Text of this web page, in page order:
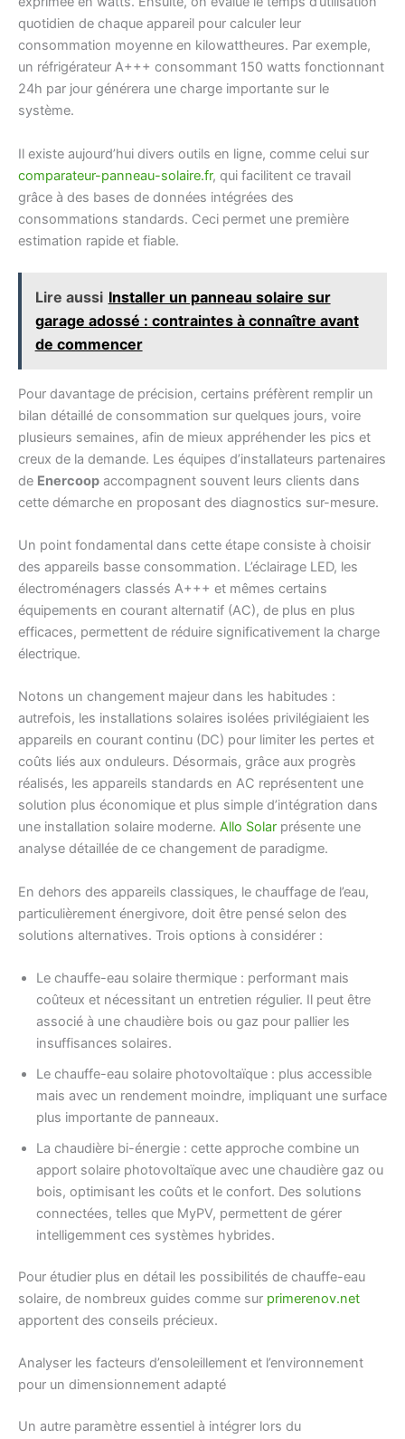
quotidien de chaque appareil pour calculer leur
consommation moyenne en kilowattheures. Par exemple,
un réfrigérateur A+++ consommant 150 watts fonctionnant
24h par jour générera une charge importante sur le
système.
Il existe aujourd’hui divers outils en ligne, comme celui sur
comparateur-panneau-solaire.fr, qui facilitent ce travail
grâce à des bases de données intégrées des
consommations standards. Ceci permet une première
estimation rapide et fiable.
Lire aussi Installer un panneau solaire sur
garage adossé : contraintes à connaître avant
de commencer
Pour davantage de précision, certains préfèrent remplir un
bilan détaillé de consommation sur quelques jours, voire
plusieurs semaines, afin de mieux appréhender les pics et
creux de la demande. Les équipes d’installateurs partenaires
de Enercoop accompagnent souvent leurs clients dans
cette démarche en proposant des diagnostics sur-mesure.
Un point fondamental dans cette étape consiste à choisir
des appareils basse consommation. L’éclairage LED, les
électroménagers classés A+++ et mêmes certains
équipements en courant alternatif (AC), de plus en plus
efficaces, permettent de réduire significativement la charge
électrique.
Notons un changement majeur dans les habitudes :
autrefois, les installations solaires isolées privilégiaient les
appareils en courant continu (DC) pour limiter les pertes et
coûts liés aux onduleurs. Désormais, grâce aux progrès
réalisés, les appareils standards en AC représentent une
solution plus économique et plus simple d’intégration dans
une installation solaire moderne. Allo Solar présente une
analyse détaillée de ce changement de paradigme.
En dehors des appareils classiques, le chauffage de l’eau,
particulièrement énergivore, doit être pensé selon des
solutions alternatives. Trois options à considérer :
Le chauffe-eau solaire thermique : performant mais
coûteux et nécessitant un entretien régulier. Il peut être
associé à une chaudière bois ou gaz pour pallier les
insuffisances solaires.
Le chauffe-eau solaire photovoltaïque : plus accessible
mais avec un rendement moindre, impliquant une surface
plus importante de panneaux.
La chaudière bi-énergie : cette approche combine un
apport solaire photovoltaïque avec une chaudière gaz ou
bois, optimisant les coûts et le confort. Des solutions
connectées, telles que MyPV, permettent de gérer
intelligemment ces systèmes hybrides.
Pour étudier plus en détail les possibilités de chauffe-eau
solaire, de nombreux guides comme sur primerenov.net
apportent des conseils précieux.
Analyser les facteurs d’ensoleillement et l’environnement
pour un dimensionnement adapté
Un autre paramètre essentiel à intégrer lors du